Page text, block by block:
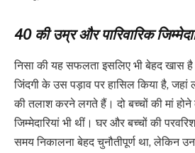
40 की उम्र और पारिवारिक
निसा की यह सफलता इसलिए भी बेहद खास है
जिंदगी के उस पड़ाव पर हासिल किया है, जहां
की तलाश करने लगते हैं। दो बच्चों की मां होने
जिम्मेदारियां भी थीं। घर और बच्चों की
समय निकालना बेहद चुनौतीपूर्ण था,